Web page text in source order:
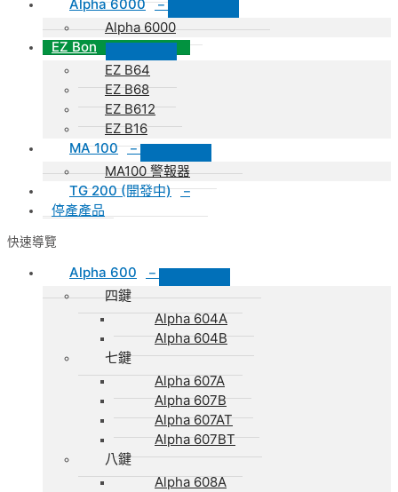
Alpha 6000 –
Alpha 6000
EZ Bon
EZ B64
EZ B68
EZ B612
EZ B16
MA 100
–
MA100 警報器
TG 200 (開發中)
–
停產產品
快速導覽
Alpha 600 –
四鍵
Alpha 604A
Alpha 604B
七鍵
Alpha 607A
Alpha 607B
Alpha 607AT
Alpha 607BT
八鍵
Alpha 608A